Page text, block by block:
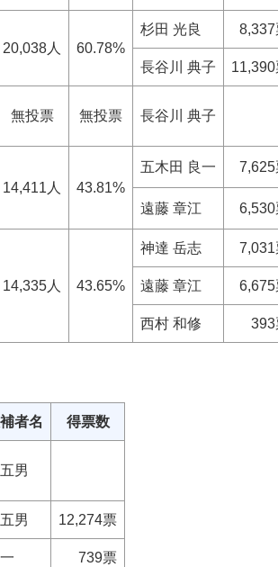
20,038人 60.78%
杉田 光良 8,337
長谷川 典子
無投票 無投票 長谷川 典子
14,411人 43.81%
五木田 良一 7,625
遠藤 章江 6,530
14,335人 43.65%
神達 岳志 7,031
遠藤 章江 6,675
西村 和修 393
者名 得票数
男
男 12,274票
739票